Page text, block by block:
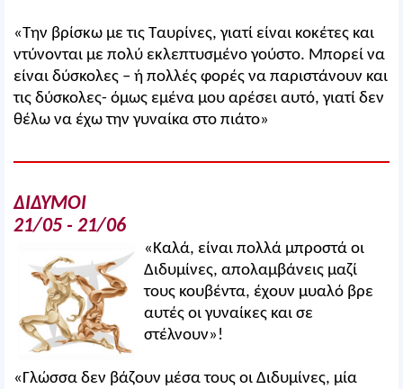
«Την βρίσκω με τις Ταυρίνες, γιατί είναι κοκέτες και
ντύνονται με πολύ εκλεπτυσμένο γούστο. Μπορεί να
είναι δύσκολες – ή πολλές φορές να παριστάνουν και
τις δύσκολες- όμως εμένα μου αρέσει αυτό, γιατί δεν
θέλω να έχω την γυναίκα στο πιάτο»
ΔΙΔΥΜΟΙ
21/05 - 21/06
«Καλά, είναι πολλά μπροστά οι
Διδυμίνες, απολαμβάνεις μαζί
τους κουβέντα, έχουν μυαλό βρε
αυτές οι γυναίκες και σε
στέλνουν»!
«Γλώσσα δεν βάζουν μέσα τους οι Διδυμίνες, μία